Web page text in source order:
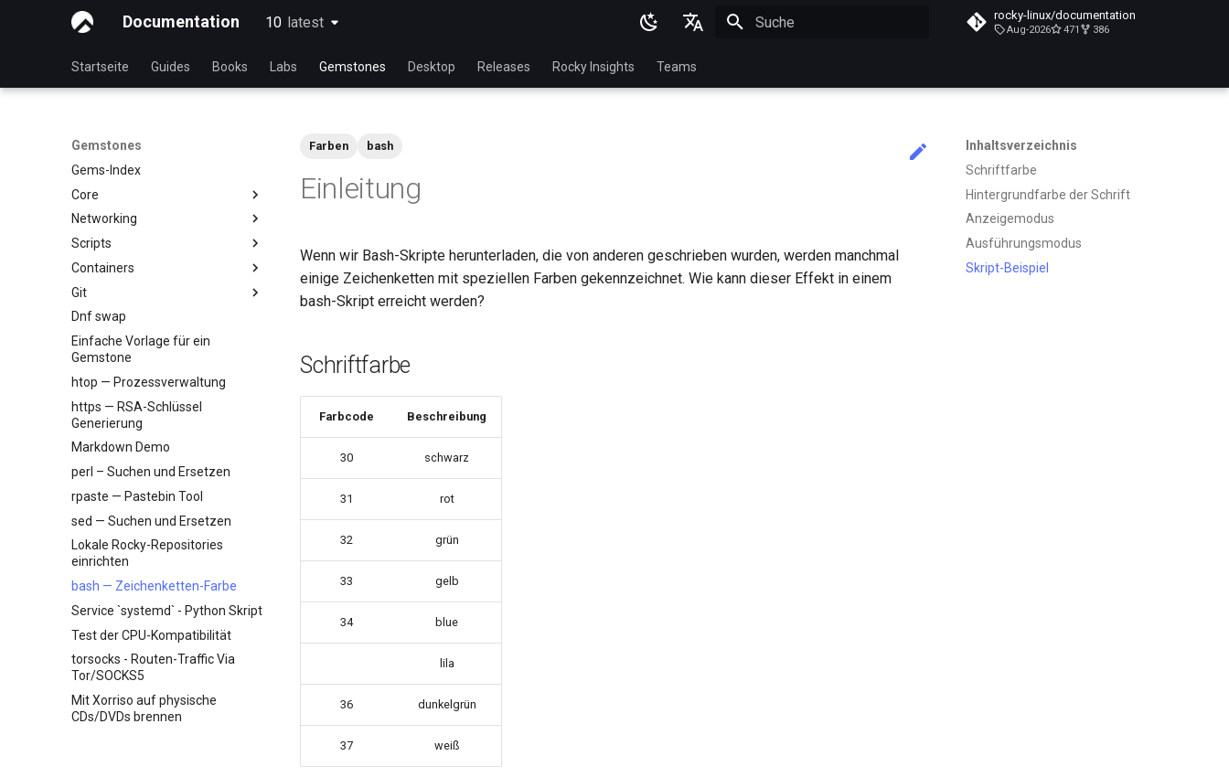
Documentation 10 latest
latest
English
日本語
rocky-linux/documentation
Aug-2026 471 386
Startseite Guides Books Labs Gemstones Desktop Releases Rocky Insights Teams
Gemstones
Gems-Index
Core
Anzeige der laufenden Kernel-
Konfiguration
Networking
iftop - Echtzeit-
Bandbreitenstatistik pro
Verbindung
mtr — Netzwerk-Diagnose
NetworkManager
nload — Bandbreitenstatistik
nmcli — Autoconnect
nmtui — Netzwerk-
Management-Tool
Scripts
NoSleep.sh – Ein einfaches
bash - Script Vorlage
Containers
Docker — Engine-Installation
Podman
Git
Installieren und Einrichten von
GitHub CLI unter Rocky Linux
Erster Beitrag zur Rocky Linux-
Dokumentation über CLI
Bearbeiten des Titels eines
vorhandenen Pull Requests
über die CLI
Bearbeiten oder Ändern des
Titels eines vorhandenen Pull
Request über github.com
Feature Branch Workflow in Git
Git-Workflow für Fork und
Branch
`git pull` und `git fetch` im
Vergleich
Hinzufügen eines Remote-
Repositorys mithilfe der Git-CLI
Tracking- vs. Non-Tracking-
Branch in Git
Dnf swap
Einfache Vorlage für ein
Gemstone
htop — Prozessverwaltung
https — RSA-Schlüssel
Generierung
Markdown Demo
perl – Suchen und Ersetzen
rpaste — Pastebin Tool
sed — Suchen und Ersetzen
Lokale Rocky-Repositories
einrichten
bash — Zeichenketten-Farbe
Service `systemd` - Python Skript
Test der CPU-Kompatibilität
torsocks - Routen-Traffic Via
Tor/SOCKS5
Mit Xorriso auf physische
CDs/DVDs brennen
Inhaltsverzeichnis
Schriftfarbe
Hintergrundfarbe der Schrift
Anzeigemodus
Ausführungsmodus
Skript-Beispiel
Farben bash
Einleitung
Wenn wir Bash-Skripte herunterladen, die von anderen geschrieben wurden, werden manchmal
einige Zeichenketten mit speziellen Farben gekennzeichnet. Wie kann dieser Effekt in einem
bash-Skript erreicht werden?
Schriftfarbe
Farbcode Beschreibung
30 schwarz
31 rot
32 grün
33 gelb
34 blue
lila
36 dunkelgrün
37 weiß